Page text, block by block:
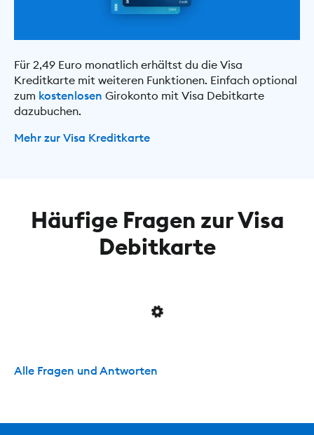
Für 2,49 Euro monatlich erhältst du die Visa
Kreditkarte mit weiteren Funktionen. Einfach optional
zum kostenlosen Girokonto mit Visa Debitkarte
dazubuchen.
Mehr zur Visa Kreditkarte
Häufige Fragen zur Visa
Debitkarte
Alle Fragen und Antworten